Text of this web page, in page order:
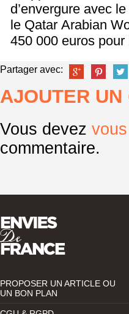
d’envergure avec
le Qatar Arabian
450 000 euros pour
Partager avec:
AJOUTER UN
Vous devez
commentaire.
PROPOSER UN ARTICLE OU
UN BON PLAN